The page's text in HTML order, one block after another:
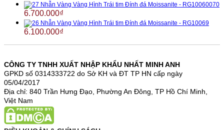
Nhẫn Vàng Vàng Hình Trái tim Đính đá Moissanite - RG10060070
6.700.000₫
Nhẫn Vàng Vàng Hình Trái tim Đính đá Moissanite - RG10069
6.100.000₫
CÔNG TY TNHH XUẤT NHẬP KHẨU NHẤT MINH ANH
GPKD số 0314333722 do Sở KH và ĐT TP HN cấp ngày
05/04/2017
Địa chỉ: 840 Trần Hưng Đạo, Phường An Đông, TP Hồ Chí Minh,
Việt Nam